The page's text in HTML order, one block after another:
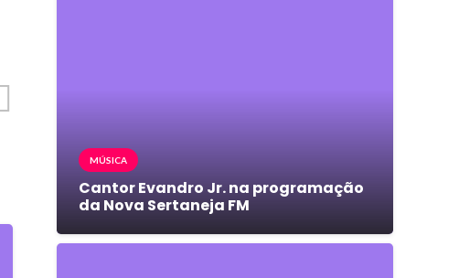
MÚSICA
Cantor Evandro Jr. na programação
da Nova Sertaneja FM